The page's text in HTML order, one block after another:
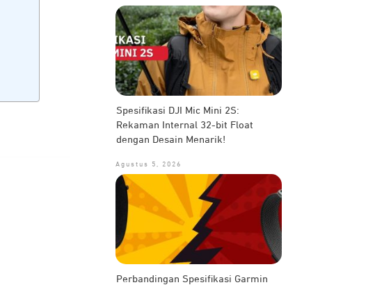
Spesifikasi DJI Mic Mini 2S:
Rekaman Internal 32-bit Float
dengan Desain Menarik!
Agustus 5, 2026
Perbandingan Spesifikasi Garmin